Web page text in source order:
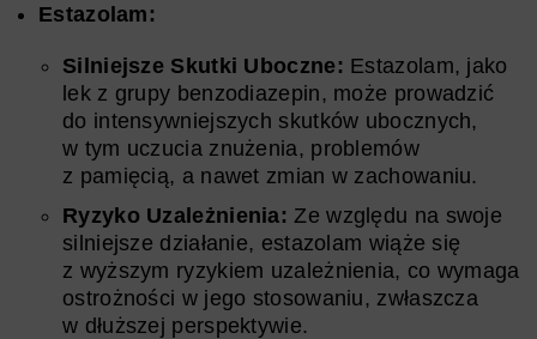
Estazolam:
Silniejsze Skutki Uboczne: Estazolam, jako
lek z grupy benzodiazepin, może prowadzić
do intensywniejszych skutków ubocznych,
w tym uczucia znużenia, problemów
z pamięcią, a nawet zmian w zachowaniu.
Ryzyko Uzależnienia: Ze względu na swoje
silniejsze działanie, estazolam wiąże się
z wyższym ryzykiem uzależnienia, co wymaga
ostrożności w jego stosowaniu, zwłaszcza
w dłuższej perspektywie.